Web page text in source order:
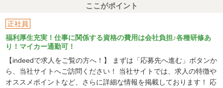
ここがポイント
正社員
福利厚生充実！仕事に関係する資格の費用は会社負担♪各種研修あ
り！マイカー通勤可！
【indeedで求人をご覧の方へ！】 まずは「応募先へ進む」ボタンか
ら、当社サイトへご訪問ください！ 当社サイトでは、求人の特徴や
オススメポイントなど、さらに詳細な情報を掲載しております！ 応